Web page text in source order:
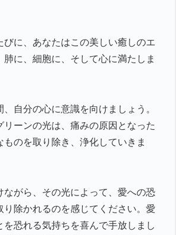
びに、あなたはこの美しい癒しのエ
肺に、細胞に、そして心に満たしま
、自分の心に意識を向けましょう。
リーンの光は、痛みの原因となった
ものを取り除き、浄化していきま
ながら、その光によって、愛への恐
り除かれるのを感じてください。愛
を恐れる気持ちを喜んで手放しまし